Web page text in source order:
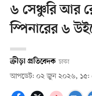
৬ সেঞ্চুরি আর
স্পিনারের ৬
ক্রীড়া প্রতিবেদক ঢাকা
আপডেট: ০২ জুন ২০২৬, ১৫: